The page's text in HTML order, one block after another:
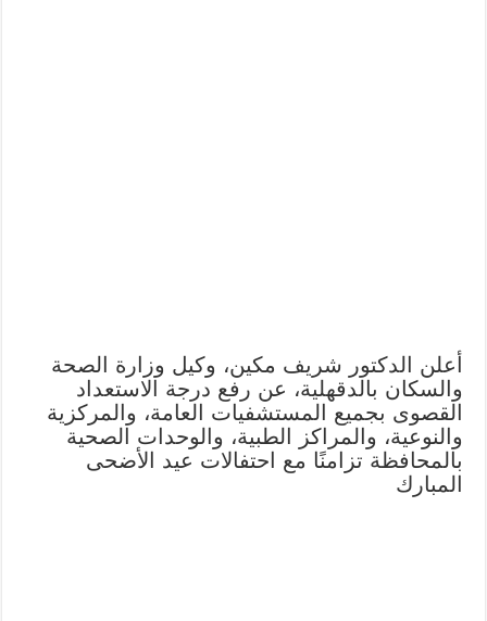
أعلن الدكتور شريف مكين، وكيل وزارة الصحة
والسكان بالدقهلية، عن رفع درجة الاستعداد
القصوى بجميع المستشفيات العامة، والمركزية
والنوعية، والمراكز الطبية، والوحدات الصحية
بالمحافظة تزامنًا مع احتفالات عيد الأضحى
المبارك